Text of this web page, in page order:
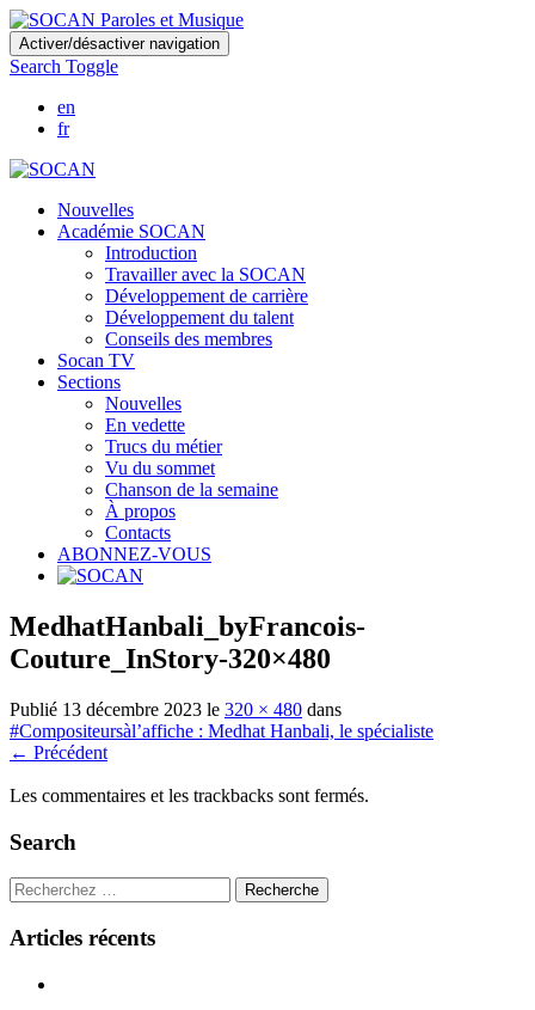
Skip
to
main
content
Activer/désactiver navigation
Search Toggle
en
fr
Nouvelles
Académie SOCAN
Introduction
Travailler avec la SOCAN
Développement de carrière
Développement du talent
Conseils des membres
Socan TV
Sections
Nouvelles
En vedette
Trucs du métier
Vu du sommet
Chanson de la semaine
À propos
Contacts
ABONNEZ-VOUS
MedhatHanbali_byFrancois-
Couture_InStory-320×480
Publié 13 décembre 2023 le 320 × 480 dans
#Compositeursàl’affiche : Medhat Hanbali, le spécialiste
← Précédent
Les commentaires et les trackbacks sont fermés.
Search
Recherche
Articles récents